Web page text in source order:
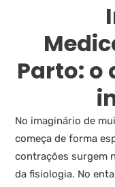
Parto: o
No imaginário de
começa de forma
contrações surgem
da fisiologia. No